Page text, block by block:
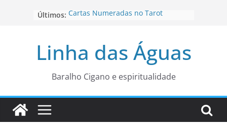
Últimos: Cartas Numeradas no Tarot
para está fase
Os Naipes no Tarot
Cartas da Corte no Tarot
Linha das Águas
Baralho Cigano e espiritualidade